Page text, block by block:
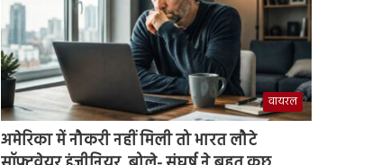
वायरल
अमेरिका में नौकरी नहीं मिली तो भारत लौटे